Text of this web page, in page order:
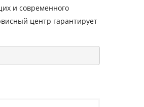
и современного
центр гарантирует